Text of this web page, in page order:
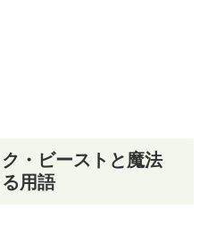
・ビーストと魔法
用語